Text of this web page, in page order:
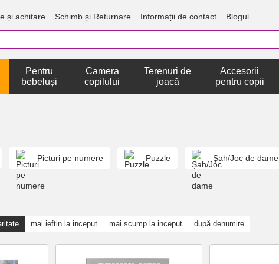
și achitare Schimb și Returnare Informații de contact Blogul
Pentru
bebeluși
Camera
copilului
Terenuri de
joacă
Accesorii
pentru copii
Picturi pe numere Puzzle Șah/Joc de dame
mai ieftin la inceput mai scump la inceput după denumire